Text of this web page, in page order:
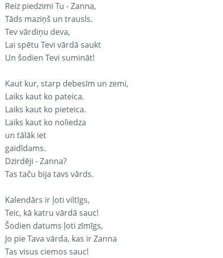
Reiz piedzimi Tu - Zanna,
Tāds maziņš un trausls.
Tev vārdiņu deva,
Lai spētu Tevi vārdā saukt
Un šodien Tevi sumināt!
Kaut kur, starp debesīm un zemi,
Laiks kaut ko pateica.
Laiks kaut ko pieteica.
Laiks kaut ko noliedza
un tālāk iet
gaidīdams.
Dzirdēji - Zanna?
Tas taču bija tavs vārds.
Kalendārs ir ļoti viltīgs,
Teic, kā katru vārdā sauc!
Šodien datums ļoti zīmīgs,
Jo pie Tava vārda, kas ir Zanna
Tas visus ciemos sauc!